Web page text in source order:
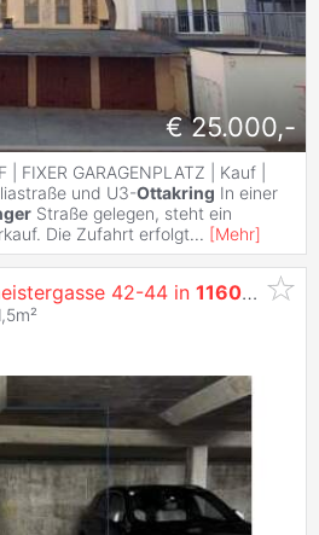
€ 25.000,-
| FIXER GARAGENPLATZ | Kauf |
und U3-Ottakring In einer
Straße gelegen, steht ein
Die Zufahrt erfolgt... [Mehr]
42-44 in 1160 Wien